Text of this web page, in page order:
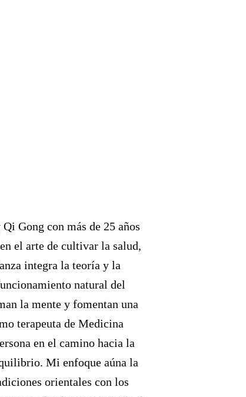
Gong con más de 25 años
el arte de cultivar la salud,
integra la teoría y la
natural del
la mente y fomentan una
terapeuta de Medicina
en el camino hacia la
Mi enfoque aúna la
orientales con los